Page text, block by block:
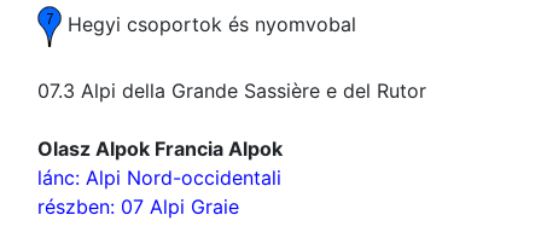
Hegyi csoportok és nyomvobal
07.3 Alpi della Grande Sassière e del Rutor
Olasz Alpok Francia Alpok
lánc: Alpi Nord-occidentali
részben: 07 Alpi Graie